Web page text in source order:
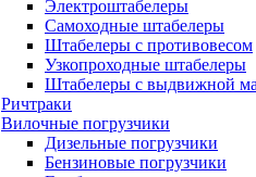
Электроштабелеры
Самоходные штабелеры
Штабелеры с противовесом
Узкопроходные штабелеры
Штабелеры с выдвижной
Ричтраки
Вилочные погрузчики
Дизельные погрузчики
Бензиновые погрузчики